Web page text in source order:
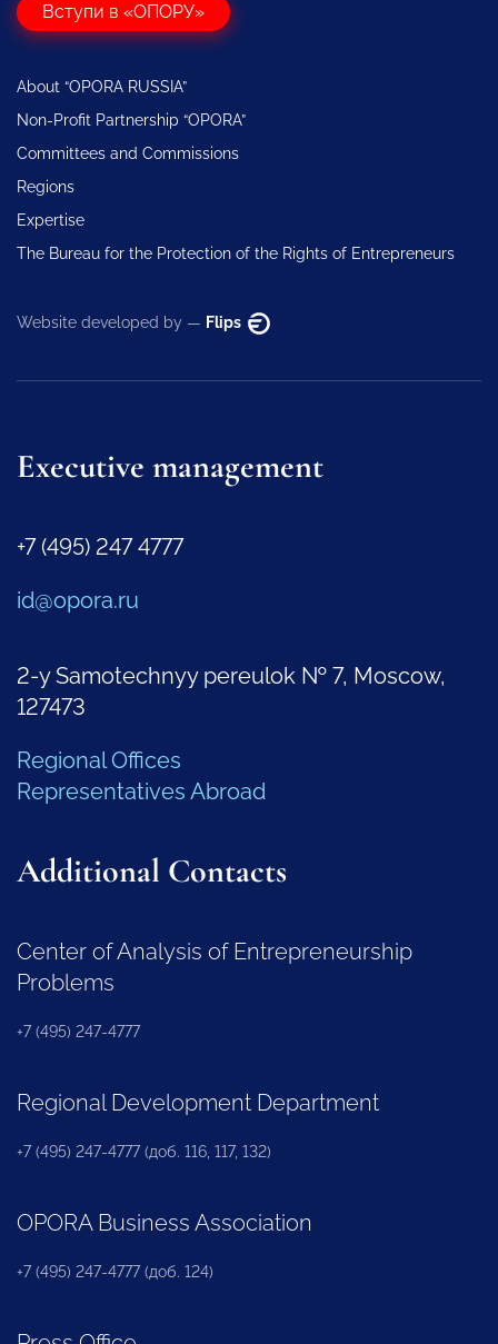
Вступи в «ОПОРУ»
About “OPORA RUSSIA”
Non-Profit Partnership “OPORA”
Committees and Commissions
Regions
Expertise
The Bureau for the Protection of the Rights of Entrepreneurs
Website developed by — Flips
Executive management
+7 (495) 247 4777
id@opora.ru
2-y Samotechnyy pereulok № 7, Moscow,
127473
Regional Offices
Representatives Abroad
Additional Contacts
Center of Analysis of Entrepreneurship
Problems
+7 (495) 247-4777
Regional Development Department
+7 (495) 247-4777 (доб. 116, 117, 132)
OPORA Business Association
+7 (495) 247-4777 (доб. 124)